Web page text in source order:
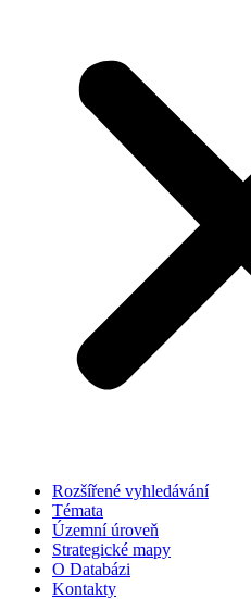
Rozšířené vyhledávání
Témata
Územní úroveň
Strategické mapy
O Databázi
Kontakty